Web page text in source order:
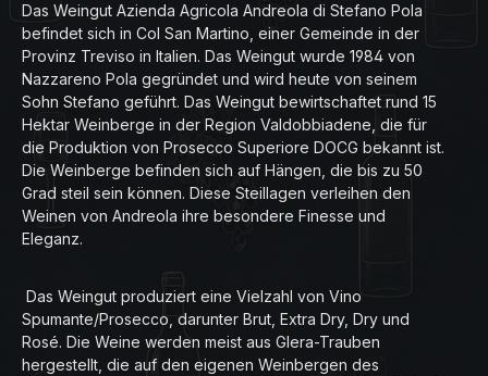
Das Weingut Azienda Agricola Andreola di Stefano Pola
befindet sich in Col San Martino, einer Gemeinde in der
Provinz Treviso in Italien. Das Weingut wurde 1984 von
Nazzareno Pola gegründet und wird heute von seinem
Sohn Stefano geführt. Das Weingut bewirtschaftet rund 15
Hektar Weinberge in der Region Valdobbiadene, die für
die Produktion von Prosecco Superiore DOCG bekannt ist.
Die Weinberge befinden sich auf Hängen, die bis zu 50
Grad steil sein können. Diese Steillagen verleihen den
Weinen von Andreola ihre besondere Finesse und
Eleganz.
Das Weingut produziert eine Vielzahl von Vino
Spumante/Prosecco, darunter Brut, Extra Dry, Dry und
Rosé. Die Weine werden meist aus Glera-Trauben
hergestellt, die auf den eigenen Weinbergen des